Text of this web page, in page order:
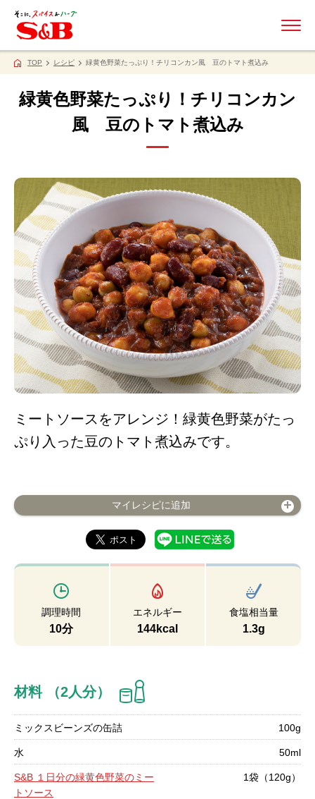
TOP レシピ 緑黄色野菜たっぷり！チリコンカン風 豆のトマト煮込み
緑黄色野菜たっぷり！チリコンカン
風 豆のトマト煮込み
ミートソースをアレンジ！緑黄色野菜がたっ
ぷり入った豆のトマト煮込みです。
マイレシピに追加
調理時間
10分
エネルギー
144kcal
食塩相当量
1.3g
材料 （2人分）
ミックスビーンズの缶詰 100g
水 50ml
S&B １日分の緑黄色野菜のミー
トソース
1袋（120g）